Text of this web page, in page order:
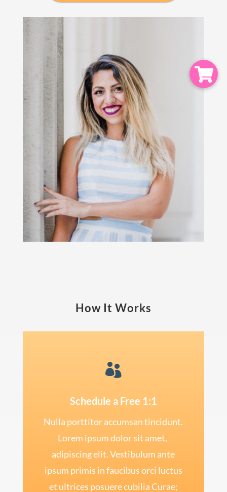
How It Works

Schedule a Free 1:1
Nulla porttitor accumsan tincidunt.
Lorem ipsum dolor sit amet,
adipiscing elit. Vestibulum ante
ipsum primis in faucibus orci luctus
et ultrices posuere cubilia Curae;